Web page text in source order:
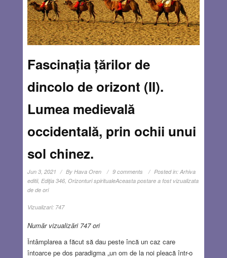
Fascinația țărilor de
dincolo de orizont (II).
Lumea medievală
occidentală, prin ochii unui
sol chinez.
Jun 3, 2021 By Hava Oren 9 comments Posted in: Arhiva
editii, Ediţia 346, Orizonturi spiritualeAceasta postare a fost vizualizata
de de ori
Vizualizari: 747
Număr vizualizări 747 ori
Întâmplarea a făcut să dau peste încă un caz care
întoarce pe dos paradigma „un om de la noi pleacă într-o